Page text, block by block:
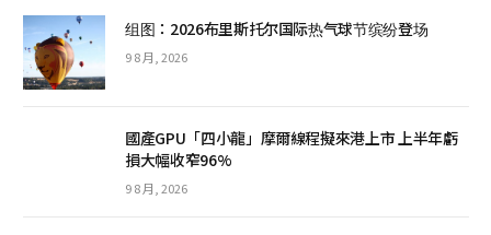
组图：2026布里斯托尔国际热气球节缤纷登场
9 8 月, 2026
國產GPU「四小龍」摩爾線程擬來港上市 上半年虧
損大幅收窄96%
9 8 月, 2026